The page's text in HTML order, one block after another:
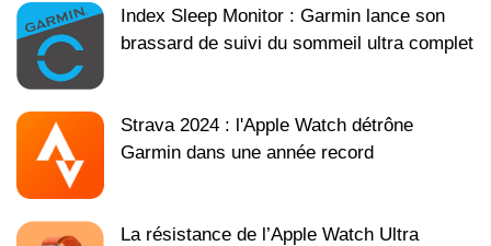
Index Sleep Monitor : Garmin lance son
brassard de suivi du sommeil ultra complet
Strava 2024 : l'Apple Watch détrône
Garmin dans une année record
La résistance de l’Apple Watch Ultra